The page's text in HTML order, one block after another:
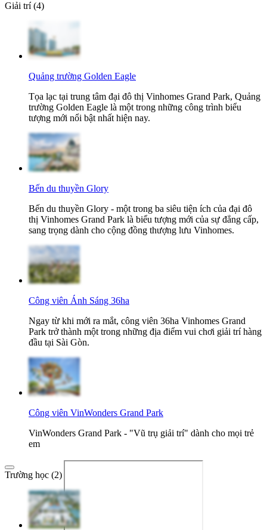
Giải trí (4)
Quảng trường Golden Eagle
Tọa lạc tại trung tâm đại đô thị Vinhomes Grand Park, Quảng
trường Golden Eagle là một trong những công trình biểu
tượng mới nổi bật nhất hiện nay.
Bến du thuyền Glory
Bến du thuyền Glory - một trong ba siêu tiện ích của đại đô
thị Vinhomes Grand Park là biểu tượng mới của sự đẳng cấp,
sang trọng dành cho cộng đồng thượng lưu Vinhomes.
Công viên Ánh Sáng 36ha
Ngay từ khi mới ra mắt, công viên 36ha Vinhomes Grand
Park trở thành một trong những địa điểm vui chơi giải trí hàng
đầu tại Sài Gòn.
Công viên VinWonders Grand Park
VinWonders Grand Park - "Vũ trụ giải trí" dành cho mọi trẻ
em
Trường học (2)